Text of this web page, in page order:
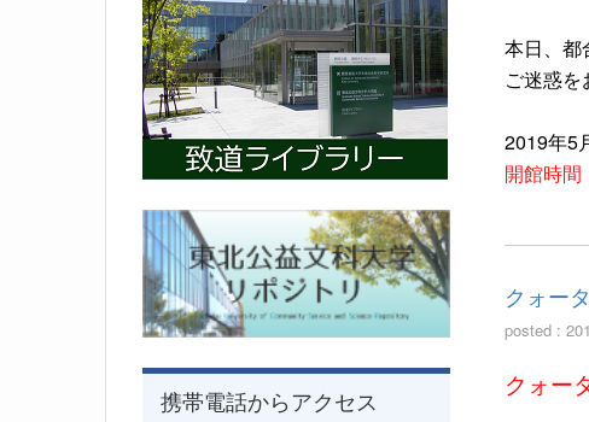
本日、都
ご迷惑を
2019年5
開館時間
クォー
posted :
クォー
携帯電話からアクセス